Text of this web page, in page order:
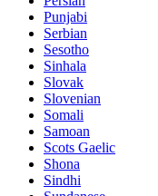
Punjabi
Serbian
Sesotho
Sinhala
Slovak
Slovenian
Somali
Samoan
Scots Gaelic
Shona
Sindhi